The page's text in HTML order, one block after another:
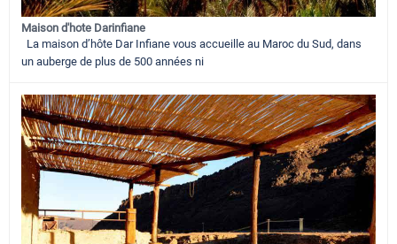
Maison d'hote Darinfiane
La maison d’hôte Dar Infiane vous accueille au Maroc du Sud, dans
un auberge de plus de 500 années ni